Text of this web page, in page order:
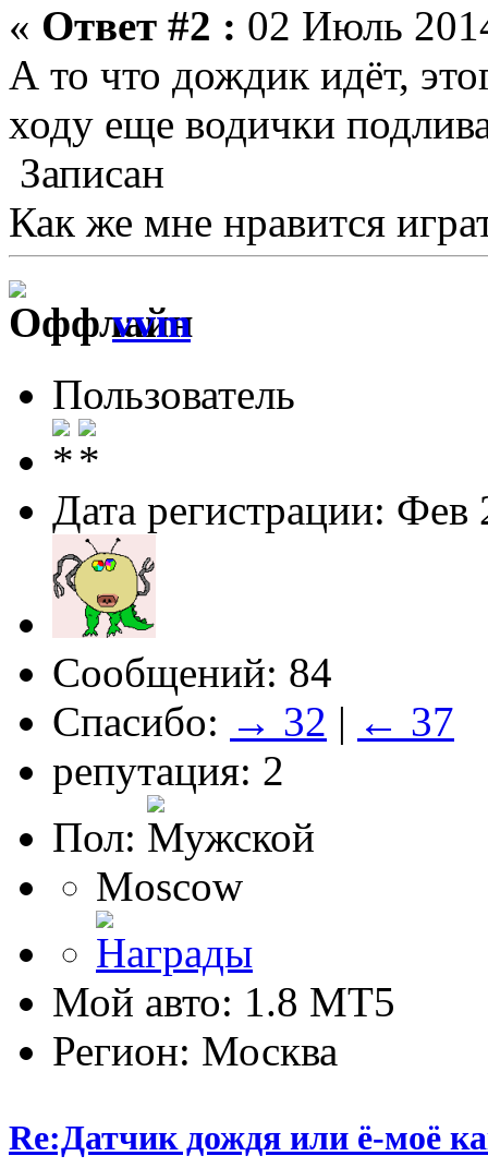
« Ответ #2 : 02 Июль
А то что дождик идёт,
ходу еще водички
Записан
Как же мне нравится
vvm
Пользователь
Дата регистрации: Фев
Сообщений: 84
Спасибо: → 32 | ← 37
репутация: 2
Пол:
Moscow
Мой авто: 1.8 MT5
Регион: Москва
Re:Датчик дождя или ё-моё